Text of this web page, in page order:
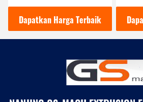
Butiran Membuat Mesin
Dapatkan Harga Terbaik
Pellet